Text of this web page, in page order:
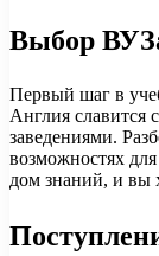
Выбор
Первый шаг в
Англия
заведениями.
возможностях
дом знаний, и вы